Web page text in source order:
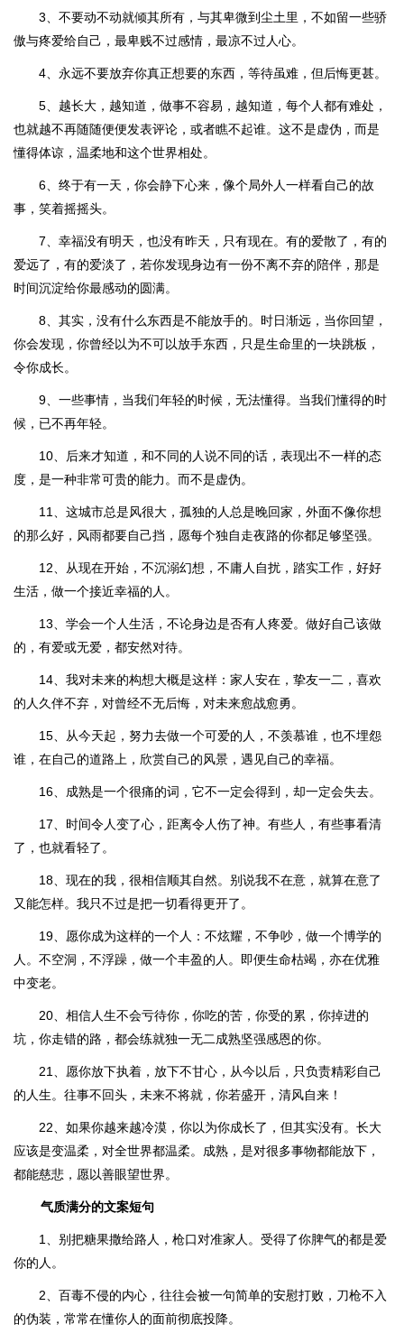
3、不要动不动就倾其所有，与其卑微到尘土里，不如留一些骄
傲与疼爱给自己，最卑贱不过感情，最凉不过人心。
4、永远不要放弃你真正想要的东西，等待虽难，但后悔更甚。
5、越长大，越知道，做事不容易，越知道，每个人都有难处，
也就越不再随随便便发表评论，或者瞧不起谁。这不是虚伪，而是
懂得体谅，温柔地和这个世界相处。
6、终于有一天，你会静下心来，像个局外人一样看自己的故
事，笑着摇摇头。
7、幸福没有明天，也没有昨天，只有现在。有的爱散了，有的
爱远了，有的爱淡了，若你发现身边有一份不离不弃的陪伴，那是
时间沉淀给你最感动的圆满。
8、其实，没有什么东西是不能放手的。时日渐远，当你回望，
你会发现，你曾经以为不可以放手东西，只是生命里的一块跳板，
令你成长。
9、一些事情，当我们年轻的时候，无法懂得。当我们懂得的时
候，已不再年轻。
10、后来才知道，和不同的人说不同的话，表现出不一样的态
度，是一种非常可贵的能力。而不是虚伪。
11、这城市总是风很大，孤独的人总是晚回家，外面不像你想
的那么好，风雨都要自己挡，愿每个独自走夜路的你都足够坚强。
12、从现在开始，不沉溺幻想，不庸人自扰，踏实工作，好好
生活，做一个接近幸福的人。
13、学会一个人生活，不论身边是否有人疼爱。做好自己该做
的，有爱或无爱，都安然对待。
14、我对未来的构想大概是这样：家人安在，挚友一二，喜欢
的人久伴不弃，对曾经不无后悔，对未来愈战愈勇。
15、从今天起，努力去做一个可爱的人，不羡慕谁，也不埋怨
谁，在自己的道路上，欣赏自己的风景，遇见自己的幸福。
16、成熟是一个很痛的词，它不一定会得到，却一定会失去。
17、时间令人变了心，距离令人伤了神。有些人，有些事看清
了，也就看轻了。
18、现在的我，很相信顺其自然。别说我不在意，就算在意了
又能怎样。我只不过是把一切看得更开了。
19、愿你成为这样的一个人：不炫耀，不争吵，做一个博学的
人。不空洞，不浮躁，做一个丰盈的人。即便生命枯竭，亦在优雅
中变老。
20、相信人生不会亏待你，你吃的苦，你受的累，你掉进的
坑，你走错的路，都会练就独一无二成熟坚强感恩的你。
21、愿你放下执着，放下不甘心，从今以后，只负责精彩自己
的人生。往事不回头，未来不将就，你若盛开，清风自来！
22、如果你越来越冷漠，你以为你成长了，但其实没有。长大
应该是变温柔，对全世界都温柔。成熟，是对很多事物都能放下，
都能慈悲，愿以善眼望世界。
气质满分的文案短句
1、别把糖果撒给路人，枪口对准家人。受得了你脾气的都是爱
你的人。
2、百毒不侵的内心，往往会被一句简单的安慰打败，刀枪不入
的伪装，常常在懂你人的面前彻底投降。